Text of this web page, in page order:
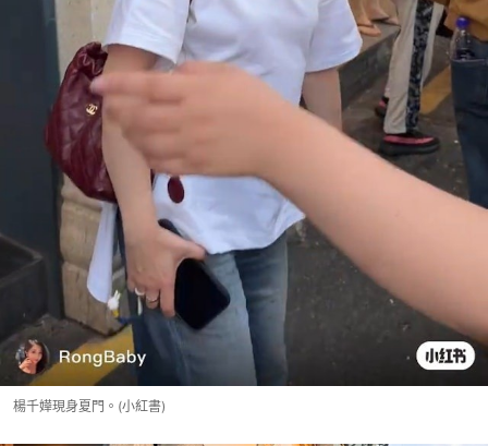
楊千嬅現身夏門。(小紅書)